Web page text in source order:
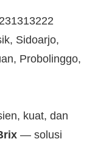
Sidoarjo,
Probolinggo,
kuat, dan
— solusi